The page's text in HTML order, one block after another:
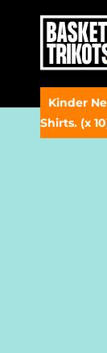
Kinder
Shirts. (x